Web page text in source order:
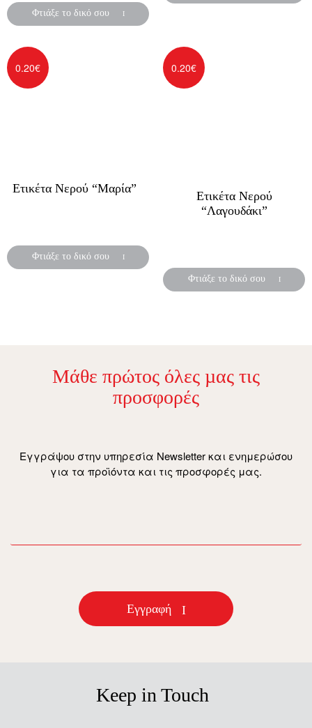
Φτιάξε το δικό σου
Ετικέτα Νερού “Μαρία”
0.20€
Φτιάξε το δικό σου
Ετικέτα Νερού
“Λαγουδάκι”
0.20€
Φτιάξε το δικό σου
Μάθε πρώτος όλες µας τις
προσφορές
Εγγράψου στην υπηρεσία Newsletter και ενημερώσου
για τα προϊόντα και τις προσφορές μας.
Εγγραφή
Keep in Touch